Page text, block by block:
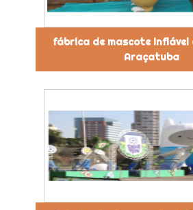
fábrica de mascote inflável
Araçatuba